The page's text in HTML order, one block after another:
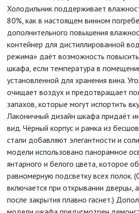
Холодильник поддерживает
80%, как в настоящем винном
дополнительного повышения
контейнер для дистиллированной
режима» даёт возможность
шкафа, если температура в
установленной для хранения вина.
очищает воздух и предотвращает
запахов, которые могут испортить
Лаконичный дизайн шкафа придаёт
вид. Чёрный корпус и рамка из
стали добавляют элегантности и
модели использовано панорамное
янтарного и белого цвета, которое
равномерную подсветку всех полок.
включается при открывании дверцы,
после закрытия плавно гаснет.)